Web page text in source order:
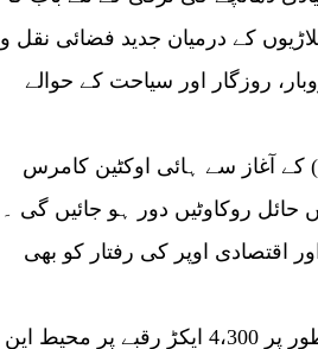
کے درمیان جدید فضائی نقل و
روزگار اور سیاحت کے حوالے
کے آغاز سے ہائی اوکٹین کامرس
روکاوٹیں دور ہو جائیں گی ۔
اقتصادی اوپر کی رفتار کو بھی